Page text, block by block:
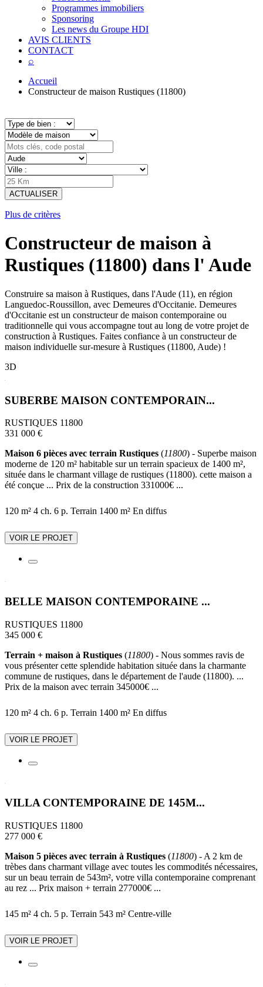
Programmes immobiliers
Sponsoring
Les news du Groupe HDI
AVIS CLIENTS
CONTACT
⌕
Accueil
Constructeur de maison Rustiques (11800)
ACTUALISER
Plus de critères
Constructeur de maison à
Rustiques (11800) dans l' Aude
Construire sa maison à Rustiques, dans l'Aude (11), en région
Languedoc-Roussillon, avec Demeures d'Occitanie. Demeures
d'Occitanie est un constructeur de maison contemporaine ou
traditionnelle qui vous accompagne tout au long de votre projet de
construction à Rustiques. Faites confiance à un constructeur de
maison individuelle sur-mesure à Rustiques (11800, Aude) !
3D
SUBERBE MAISON CONTEMPORAIN...
RUSTIQUES 11800
331 000 €
Maison 6 pièces avec terrain Rustiques (11800) - Superbe maison
moderne de 120 m² habitable sur un terrain spacieux de 1400 m²,
située dans le charmant village de rustiques (11800). cette maison a
été conçue ... Prix de la construction 331000€ ...
120 m² 4 ch. 6 p. Terrain 1400 m² En diffus
VOIR LE PROJET
BELLE MAISON CONTEMPORAINE ...
RUSTIQUES 11800
345 000 €
Terrain + maison à Rustiques (11800) - Nous sommes ravis de
vous présenter cette splendide habitation située dans la charmante
commune de rustiques, dans le département de l'aude (11800). ...
Prix de la maison avec terrain 345000€ ...
120 m² 4 ch. 6 p. Terrain 1400 m² En diffus
VOIR LE PROJET
VILLA CONTEMPORAINE DE 145M...
RUSTIQUES 11800
277 000 €
Maison 5 pièces avec terrain à Rustiques (11800) - A 2 km de
trèbes dans charmant village avec toutes les commodités nécessaires,
sur un beau terrain de 543m², votre villa contemporaine comprenant
au rez ... Prix maison + terrain 277000€ ...
145 m² 4 ch. 5 p. Terrain 543 m² Centre-ville
VOIR LE PROJET